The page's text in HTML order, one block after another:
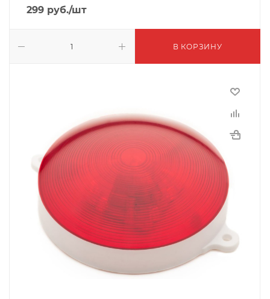
299 руб./шт
В КОРЗИНУ